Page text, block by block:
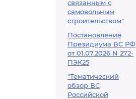
связанным с
самовольным
строительством"
Постановление
Президиума ВС РФ
от 01.07.2026 N 272-
ПЭК25
"Тематический
обзор ВС
Российской